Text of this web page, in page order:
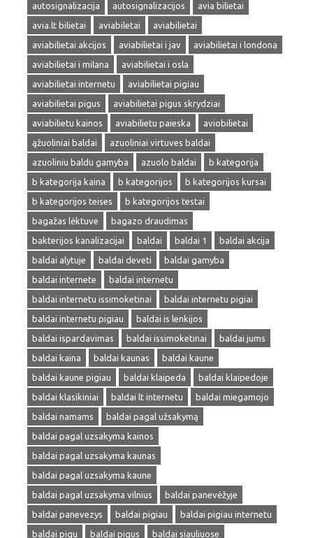
autosignalizacija
autosignalizacijos
avia bilietai
avia.lt bilietai
aviabiletai
aviabilietai
aviabilietai akcijos
aviabilietai i jav
aviabilietai i londona
aviabilietai i milana
aviabilietai i osla
aviabilietai internetu
aviabilietai pigiau
aviabilietai pigus
aviabilietai pigus skrydziai
aviabilietu kainos
aviabilietu paieska
aviobilietai
ąžuoliniai baldai
azuoliniai virtuves baldai
azuoliniu baldu gamyba
azuolo baldai
b kategorija
b kategorija kaina
b kategorijos
b kategorijos kursai
b kategorijos teises
b kategorijos testai
bagažas lėktuve
bagazo draudimas
bakterijos kanalizacijai
baldai baldai 1
baldai akcija
baldai alytuje
baldai deveti
baldai gamyba
baldai internete
baldai internetu
baldai internetu issimoketinai
baldai internetu pigiai
baldai internetu pigiau
baldai is lenkijos
baldai ispardavimas
baldai issimoketinai
baldai jums
baldai kaina
baldai kaunas
baldai kaune
baldai kaune pigiau
baldai klaipeda
baldai klaipedoje
baldai klasikiniai
baldai lt internetu
baldai miegamojo
baldai namams
baldai pagal užsakymą
baldai pagal uzsakyma kainos
baldai pagal uzsakyma kaunas
baldai pagal uzsakyma kaune
baldai pagal uzsakyma vilnius
baldai panevėžyje
baldai panevezys
baldai pigiau
baldai pigiau internetu
baldai pigu
baldai pigus baldai siauliuose